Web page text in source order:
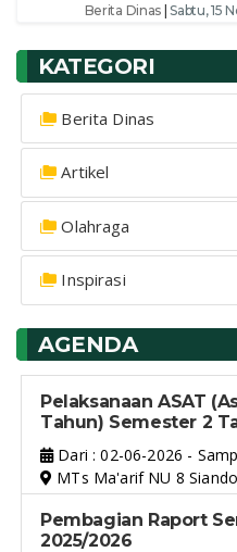
Berita Dinas |Sabtu, 15
KATEGORI
Berita Dinas
Artikel
Olahraga
Inspirasi
AGENDA
Pelaksanaan ASAT
Tahun) Semester 2
Dari : 02-06-2026 -
MTs Ma'arif NU 8
Pembagian Raport
2025/2026